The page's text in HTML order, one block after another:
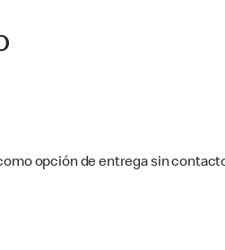
opción de entrega sin